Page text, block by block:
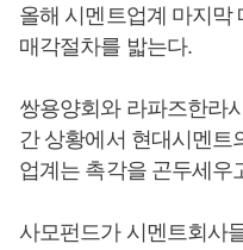
올해 시멘트업계 마지막
매각절차를 밟는다.
쌍용양회와 라파즈한라
간 상황에서 현대시멘트
업계는 촉각을 곤두세우
사모펀드가 시멘트회사